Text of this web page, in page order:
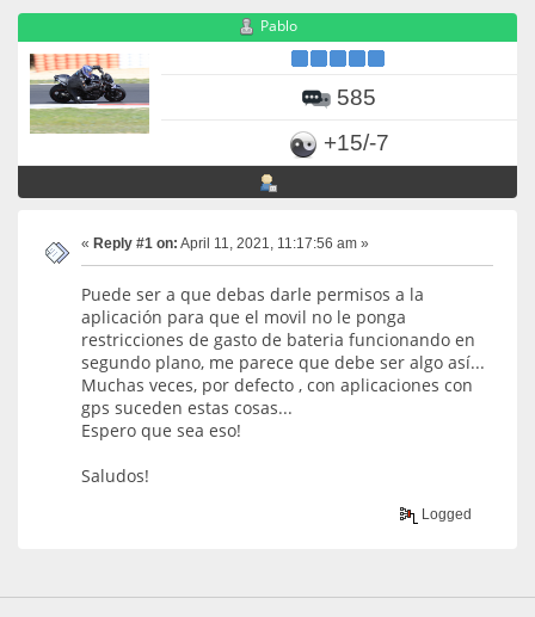
Pablo
585
+15/-7
« Reply #1 on: April 11, 2021, 11:17:56 am »
Puede ser a que debas darle permisos a la
aplicación para que el movil no le ponga
restricciones de gasto de bateria funcionando en
segundo plano, me parece que debe ser algo así...
Muchas veces, por defecto , con aplicaciones con
gps suceden estas cosas...
Espero que sea eso!
Saludos!
Logged